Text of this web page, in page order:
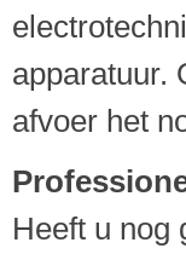
apparatuur.
afvoer het
Heeft u nog